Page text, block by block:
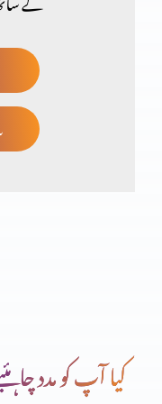
ایب جوئی سے
آنحضرت پر ایمان
خدا ایک ہے یا
کیا آپ کو مدد